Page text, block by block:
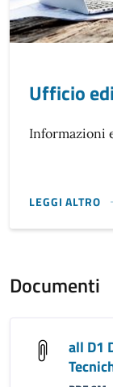
Ufficio
Informazioni
LEGGI ALTRO
}
Documenti
all D1